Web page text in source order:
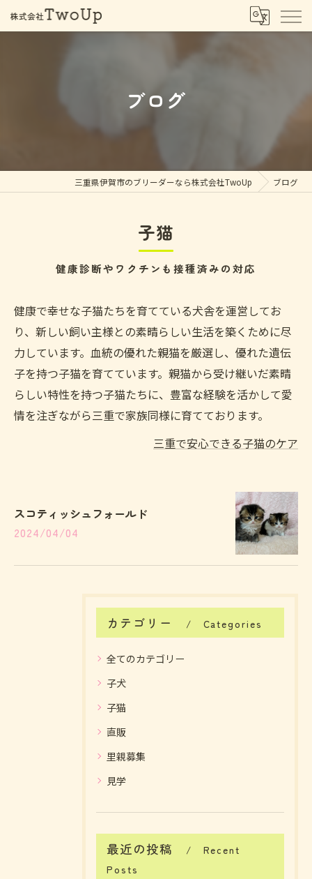
ブログ
三重県伊賀市のブリーダーなら株式会社TwoUp ブログ
子猫
健康診断やワクチンも接種済みの対応
健康で幸せな子猫たちを育てている犬舎を運営してお
り、新しい飼い主様との素晴らしい生活を築くために尽
力しています。血統の優れた親猫を厳選し、優れた遺伝
子を持つ子猫を育てています。親猫から受け継いだ素晴
らしい特性を持つ子猫たちに、豊富な経験を活かして愛
情を注ぎながら三重で家族同様に育てております。
三重で安心できる子猫のケア
スコティッシュフォールド
2024/04/04
カテゴリー Categories
全てのカテゴリー
子犬
子猫
直販
里親募集
見学
最近の投稿
Recent
Posts